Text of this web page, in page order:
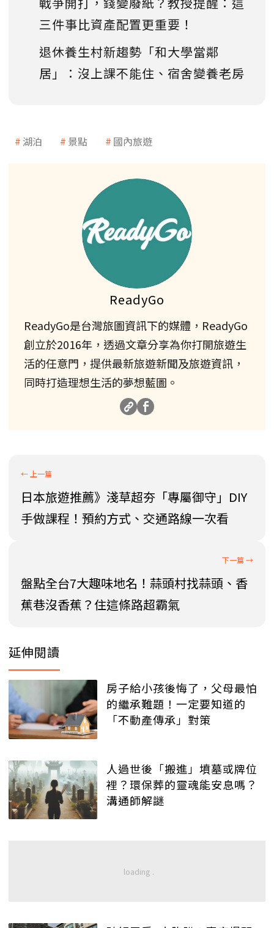
三件事比資產配置更重要！
退休養生村新趨勢「和大學當鄰
居」：沒上課不能住、宿舍變養老房
湖泊 景點 國內旅遊
ReadyGo
ReadyGo是台灣旅圖資訊下的媒體，ReadyGo
創立於2016年，透過文章分享為你打開旅遊生
活的任意門，提供最新旅遊新聞及旅遊資訊，
同時打造理想生活的夢想藍圖。
日本旅遊推薦》淺草超夯「專屬御守」DIY
手做課程！預約方式、交通路線一次看
盤點全台7大趣味地名！蒜頭村找蒜頭、香
蕉巷沒香蕉？住這條路超霸氣
延伸閱讀
房子給小孩後悔了，父母最怕
的繼承難題！一定要知道的
「不動產傳承」對策
人過世後「搬進」墳墓或牌位
裡？環保葬的靈魂能安息嗎？
溝通師解謎